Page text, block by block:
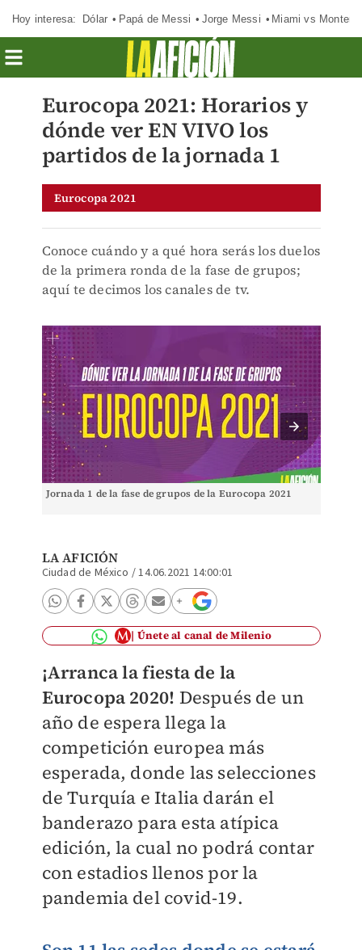
Hoy interesa: Dólar Papá de Messi Jorge Messi Miami vs
Eurocopa 2021: Horarios y
dónde ver EN VIVO los
partidos de la jornada 1
Eurocopa 2021
Conoce cuándo y a qué hora serás los duelos
de la primera ronda de la fase de grupos;
aquí te decimos los canales de tv.
Jornada 1 de la fase de grupos de la Eurocopa 2021
LA AFICIÓN
Ciudad de México /14.06.2021 14:00:01
Únete al canal de Milenio
¡Arranca la fiesta de la
Eurocopa 2020! Después de un
año de espera llega la
competición europea más
esperada, donde las selecciones
de Turquía e Italia darán el
banderazo para esta atípica
edición, la cual no podrá contar
con estadios llenos por la
pandemia del covid-19.